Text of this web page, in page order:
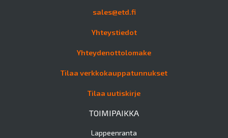
sales@etd.fi
Yhteystiedot
Yhteydenottolomake
Tilaa verkkokauppatunnukset
Tilaa uutiskirje
TOIMIPAIKKA
Lappeenranta